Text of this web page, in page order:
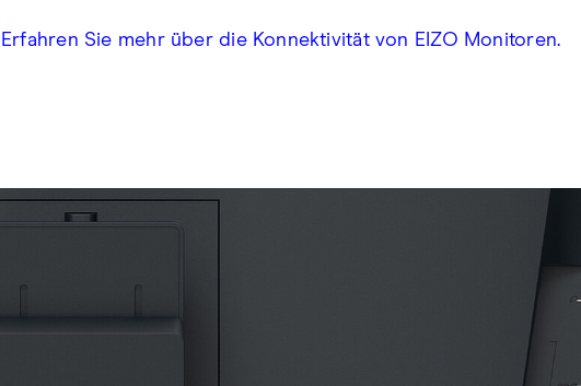
Erfahren Sie mehr über die Konnektivität von EIZO Monitoren.